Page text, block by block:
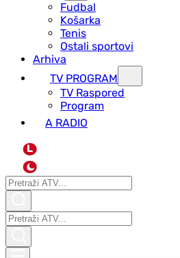
Fudbal
Košarka
Tenis
Ostali sportovi
Arhiva
TV PROGRAM
ТV Raspored
Program
A RADIO
L